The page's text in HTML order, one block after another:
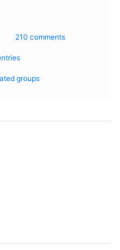
210 comments
groups